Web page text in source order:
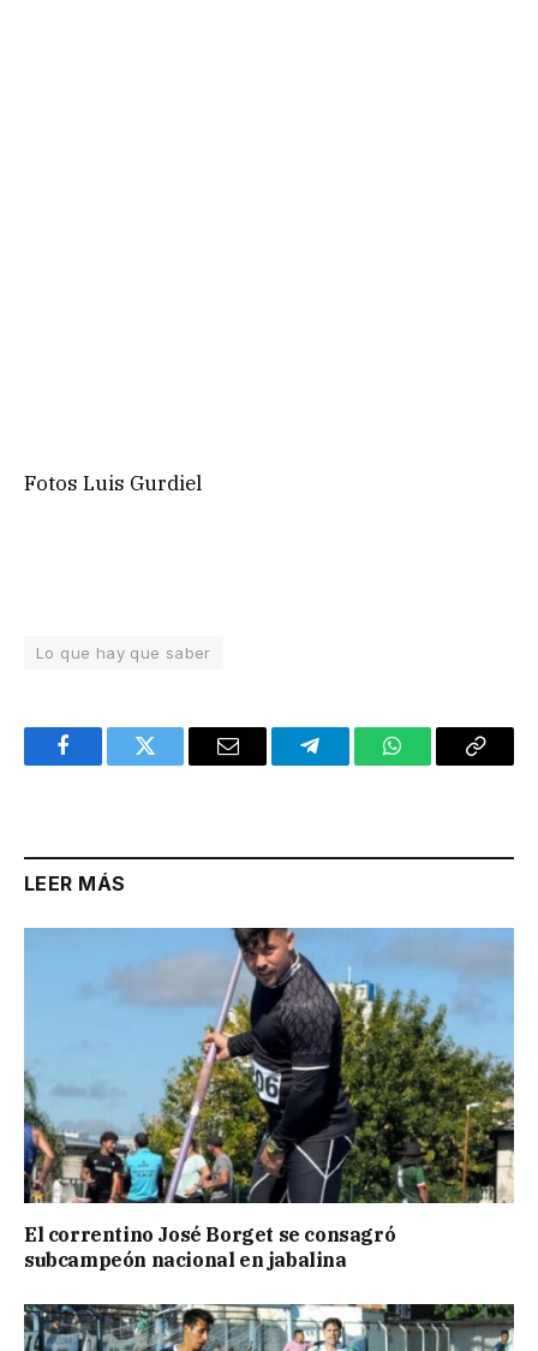
Fotos Luis Gurdiel
Lo que hay que saber
FacebookTwitter Email TelegramWhatsAppCopy
LEER MÁS
El correntino José Borget se consagró
subcampeón nacional en jabalina